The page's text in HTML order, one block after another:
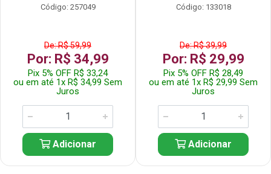
Código: 257049
De: R$ 59,99
Por: R$ 34,99
Pix 5% OFF R$ 33,24
ou em até 1x R$ 34,99 Sem
Juros
Adicionar
Código: 133018
De: R$ 39,99
Por: R$ 29,99
Pix 5% OFF R$ 28,49
ou em até 1x R$ 29,99 Sem
Juros
Adicionar